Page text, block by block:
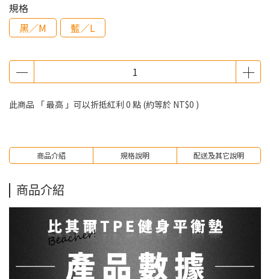
規格
黑／M
藍／L
此商品 「 最高 」可以折抵紅利 0 點 (約等於 NT$0 )
商品介紹 規格說明 配送及其它說明
商品介紹